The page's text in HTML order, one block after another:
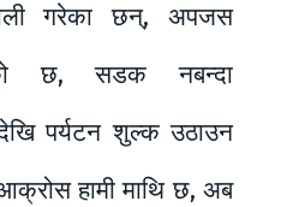
गरेका छन्, अपजस
छ, सडक नबन्दा
पर्यटन शुल्क उठाउन
हामी माथि छ, अब